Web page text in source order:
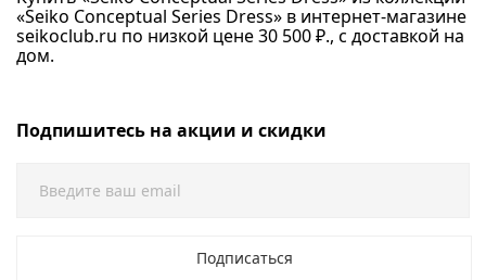
«Seiko Conceptual Series Dress» в интернет-магазине
seikoclub.ru по низкой цене 30 500 ₽., с доставкой на
дом.
Подпишитесь на акции и скидки
Подписаться